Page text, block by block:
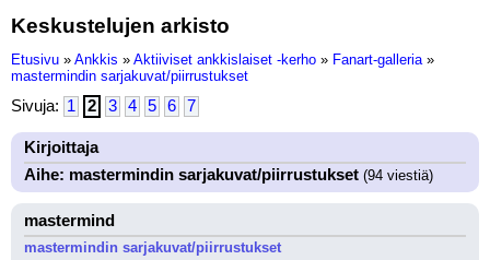
Keskustelujen arkisto
Etusivu » Ankkis » Aktiiviset ankkislaiset -kerho » Fanart-galleria »
mastermindin sarjakuvat/piirrustukset
Sivuja: 1 2 3 4 5 6 7
Kirjoittaja
Aihe: mastermindin sarjakuvat/piirrustukset (94 viestiä)
mastermind
mastermindin sarjakuvat/piirrustukset